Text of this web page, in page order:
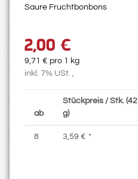
Saure Fruchtbonbons
2,00 €
9,71 € pro 1 kg
inkl. 7% USt. ,
ab
Stückpreis / Stk. (42
g)
8 3,59 € *